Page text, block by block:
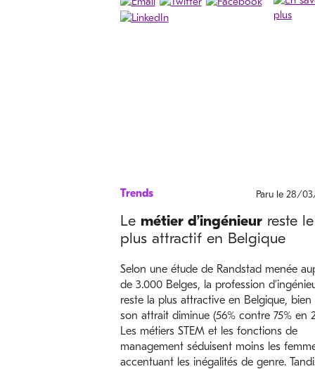
Trends Paru le 28/
Le métier d’ingénieurreste le
plus attractif en Belgique
Selon une étude de Randstad menée
de 3.000 Belges, la profession
reste la plus attractive en Belgique, bien
son attrait diminue (56% contre 75% en
Les métiers STEM et les fonctions de
management séduisent moins les
accentuant les inégalités de genre.